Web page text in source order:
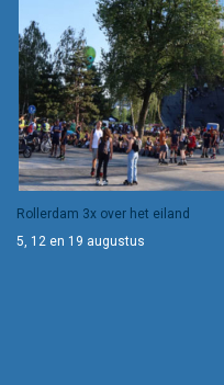
Rollerdam 3x over het eiland
5, 12 en 19 augustus